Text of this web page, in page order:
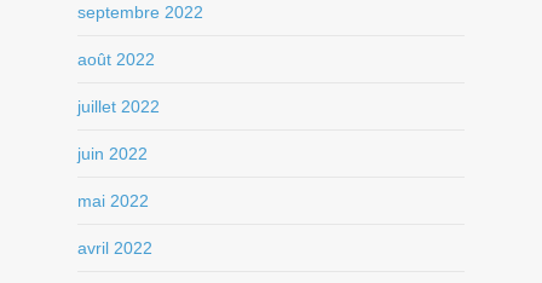
septembre 2022
août 2022
juillet 2022
juin 2022
mai 2022
avril 2022